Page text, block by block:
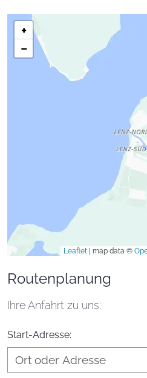
Standort des Unternehmens
Lenz 1
17213 Malchow
+
−
Leaflet map data ©
Routenplanung
Ihre Anfahrt zu uns:
Start-Adresse: